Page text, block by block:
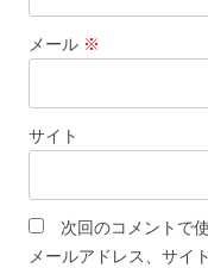
メール ※
サイト
次回のコメントで
メールアドレス、サイ